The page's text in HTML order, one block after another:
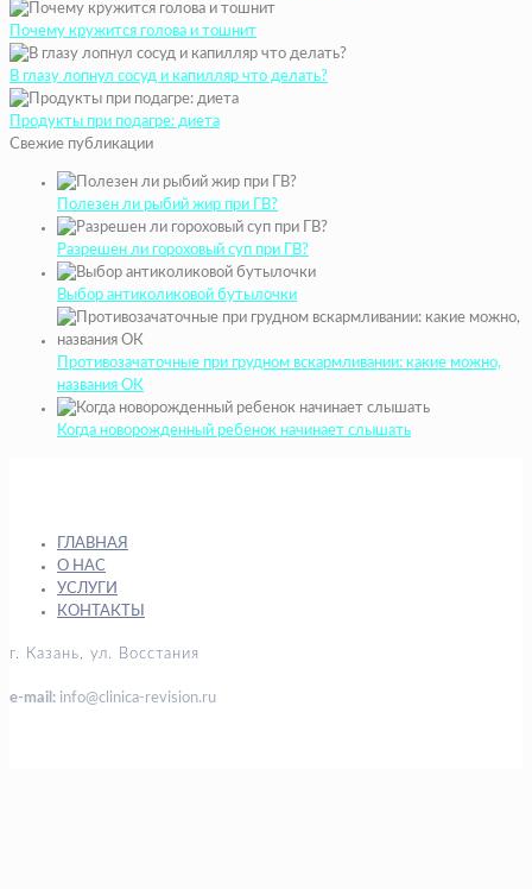
Почему кружится голова и тошнит
В глазу лопнул сосуд и капилляр что делать?
Продукты при подагре: диета
Свежие публикации
Полезен ли рыбий жир при ГВ?
Разрешен ли гороховый суп при ГВ?
Выбор антиколиковой бутылочки
Противозачаточные при грудном вскармливании: какие можно,
названия ОК
Когда новорожденный ребенок начинает слышать
ГЛАВНАЯ
О НАС
УСЛУГИ
КОНТАКТЫ
г. Казань, ул. Восстания
e-mail: info@clinica-revision.ru